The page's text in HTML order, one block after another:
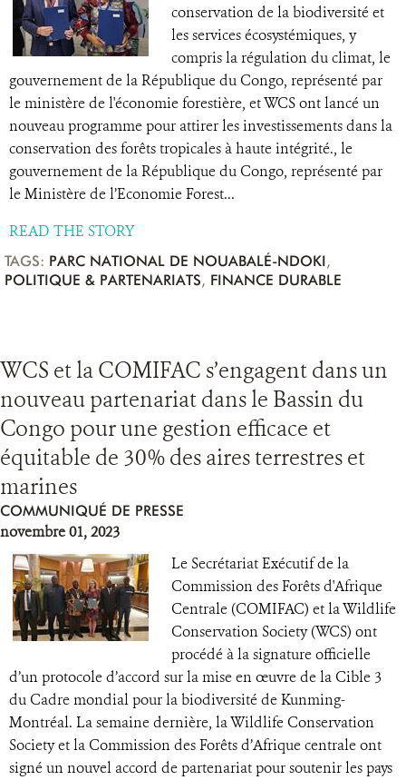
conservation de la biodiversité et
les services écosystémiques, y
compris la régulation du climat, le
gouvernement de la République du Congo, représenté par
le ministère de l'économie forestière, et WCS ont lancé un
nouveau programme pour attirer les investissements dans la
conservation des forêts tropicales à haute intégrité., le
gouvernement de la République du Congo, représenté par
le Ministère de l’Economie Forest...
READ THE STORY
TAGS: PARC NATIONAL DE NOUABALÉ-NDOKI,
POLITIQUE & PARTENARIATS, FINANCE DURABLE
WCS et la COMIFAC s’engagent dans un
nouveau partenariat dans le Bassin du
Congo pour une gestion efficace et
équitable de 30% des aires terrestres et
marines
COMMUNIQUÉ DE PRESSE
novembre 01, 2023
Le Secrétariat Exécutif de la
Commission des Forêts d'Afrique
Centrale (COMIFAC) et la Wildlife
Conservation Society (WCS) ont
procédé à la signature officielle
d’un protocole d’accord sur la mise en œuvre de la Cible 3
du Cadre mondial pour la biodiversité de Kunming-
Montréal. La semaine dernière, la Wildlife Conservation
Society et la Commission des Forêts d’Afrique centrale ont
signé un nouvel accord de partenariat pour soutenir les pays